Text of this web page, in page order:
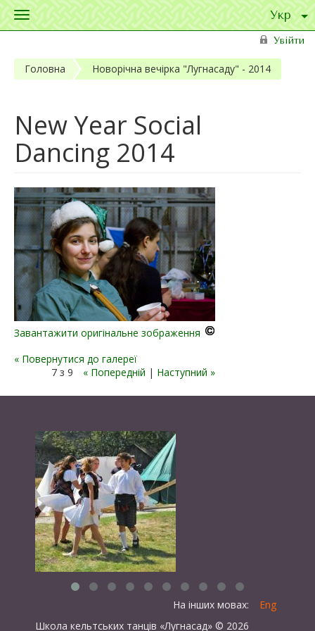
Toggle
Увійти
Головна Новорічна вечірка "Лугнасаду" - 2014
New Year Social
Dancing 2014
Завантажити оригінальне зображення
« Повернутися до галереї
7 з 9
« Попередній | Наступний »
На інших мовах:
Eng
Школа кельтських танців «Лугнасад» © 2026